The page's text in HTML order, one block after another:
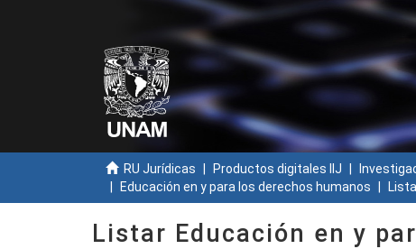
RU Jurídicas Productos digitales IIJ
Educación en y para los derechos humanos
Listar Educación en y